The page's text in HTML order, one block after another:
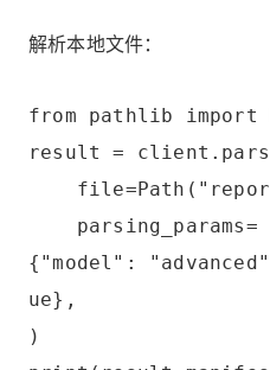
解析本地文件：
from pathlib import
result =
parsing_params=
{"model":
ue},
)